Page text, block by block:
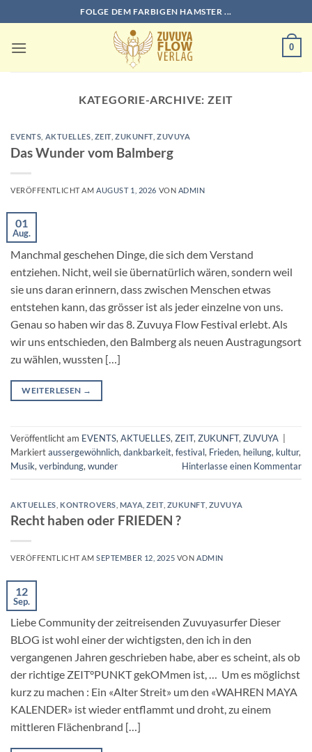
Inhalt
springen
FOLGE DEM FARBIGEN HAMSTER ...
0
KATEGORIE-ARCHIVE: ZEIT
EVENTS AKTUELLES ZEIT,ZUKUNFT,ZUVUYA
Das Wunder vom Balmberg
VERÖFFENTLICHT AM AUGUST 1, 2026 VON ADMIN
01
Aug.
Manchmal geschehen Dinge, die sich dem Verstand
entziehen. Nicht, weil sie übernatürlich wären, sondern weil
sie uns daran erinnern, dass zwischen Menschen etwas
entstehen kann, das grösser ist als jeder einzelne von uns.
Genau so haben wir das 8. Zuvuya Flow Festival erlebt. Als
wir uns entschieden, den Balmberg als neuen Austragungsort
zu wählen, wussten […]
WEITERLESEN →
Veröffentlicht am EVENTS, AKTUELLES, ZEIT, ZUKUNFT, ZUVUYA
Markiertaussergewöhnlich, dankbarkeit, festival, Frieden, heilung, kultur,
Musik, verbindung, wunder Hinterlasse einen Kommentar
AKTUELLES KONTROVERS MAYA ,ZEIT, ZUKUNFT, ZUVUYA
Recht haben oder FRIEDEN ?
VERÖFFENTLICHT AMSEPTEMBER 12, 2025 VON ADMIN
12
Sep.
Liebe Community der zeitreisenden Zuvuyasurfer Dieser
BLOG ist wohl einer der wichtigsten, den ich in den
vergangenen Jahren geschrieben habe, aber es scheint, als ob
der richtige ZEIT°PUNKT gekOMmen ist, … Um es möglichst
kurz zu machen : Ein «Alter Streit» um den «WAHREN MAYA
KALENDER» ist wieder entflammt und droht, zu einem
mittleren Flächenbrand […]